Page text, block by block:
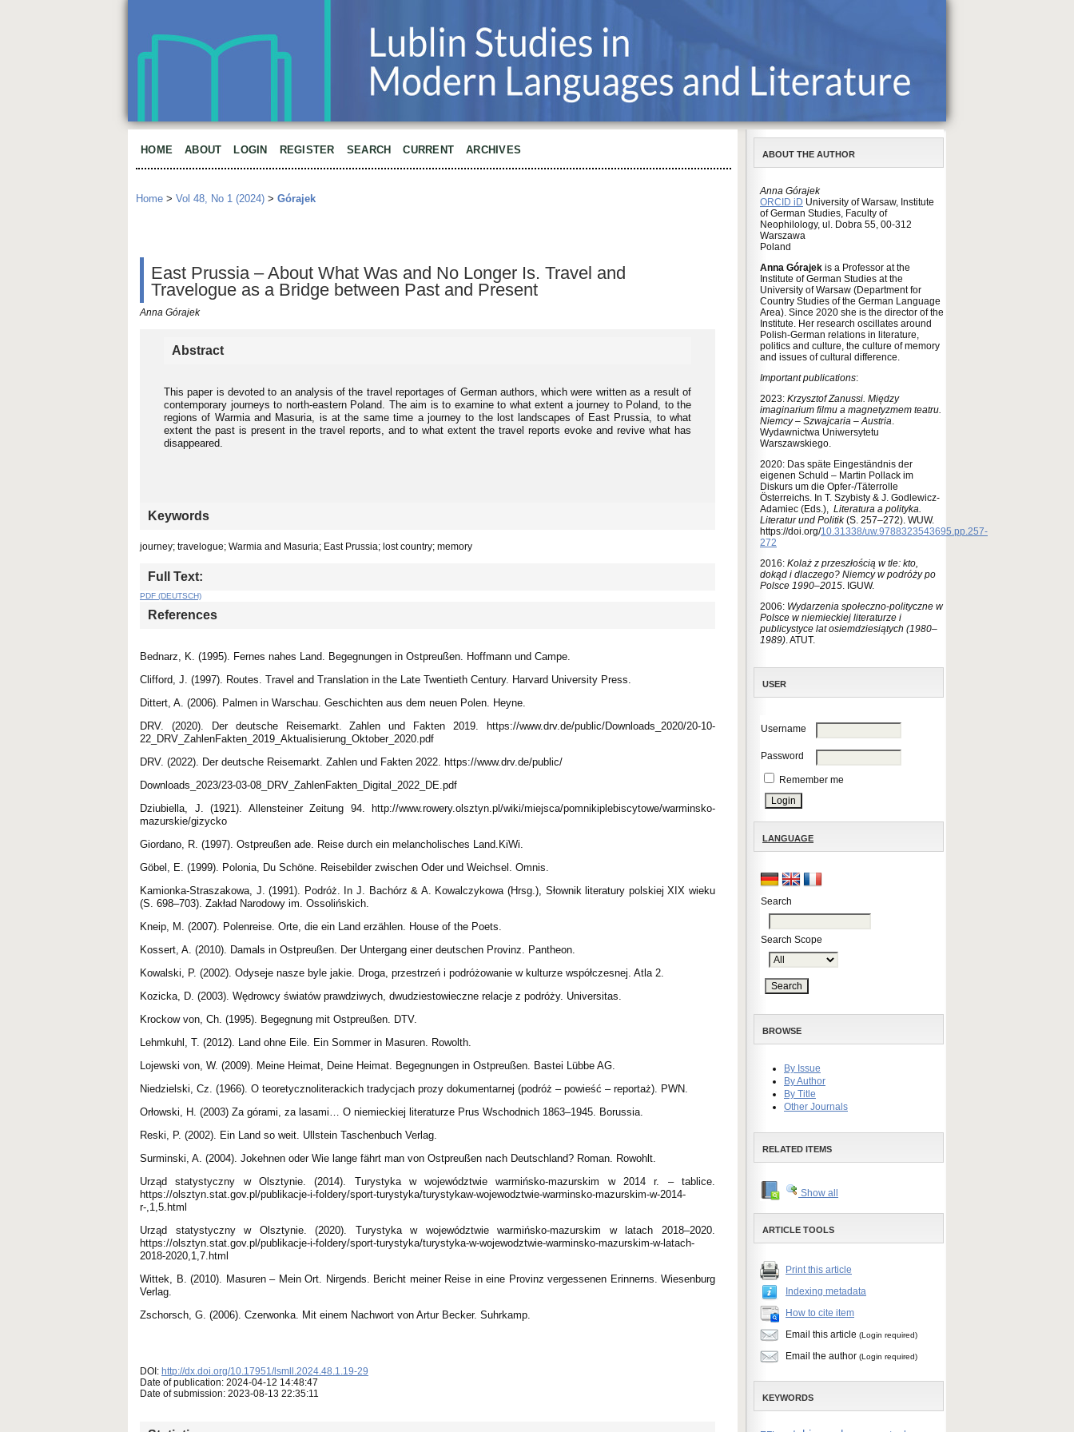
ABOUT THE AUTHOR
Anna Górajek
ORCID iD University of Warsaw, Institute
of German Studies, Faculty of
Neophilology, ul. Dobra 55, 00-312
Warszawa
Poland
Anna Górajek is a Professor at the
Institute of German Studies at the
University of Warsaw (Department for
Country Studies of the German Language
Area). Since 2020 she is the director of the
Institute. Her research oscillates around
Polish-German relations in literature,
politics and culture, the culture of memory
and issues of cultural difference.
Important publications:
2023: Krzysztof Zanussi. Między
imaginarium filmu a magnetyzmem teatru.
Niemcy – Szwajcaria – Austria.
Wydawnictwa Uniwersytetu
Warszawskiego.
2020: Das späte Eingeständnis der
eigenen Schuld – Martin Pollack im
Diskurs um die Opfer-/Täterrolle
Österreichs. In T. Szybisty & J. Godlewicz-
Adamiec (Eds.), Literatura a polityka.
Literatur und Politik(S. 257–272). WUW.
https://doi.org/10.31338/uw.9788323543695.pp.257-
272
2016: Kolaż z przeszłością w tle: kto,
dokąd i dlaczego? Niemcy w podróży po
Polsce 1990–2015. IGUW.
2006: Wydarzenia społeczno-polityczne w
Polsce w niemieckiej literaturze i
publicystyce lat osiemdziesiątych (1980–
1989). ATUT.
USER
Username
Password
Remember me
LANGUAGE
Search
Search Scope
BROWSE
By Issue
By Author
By Title
Other Journals
RELATED ITEMS
Show all
ARTICLE TOOLS
Print this article
Indexing metadata
How to cite item
Email this article (Login required)
Email the author (Login required)
KEYWORDS
HOME ABOUT LOGIN REGISTER SEARCH CURRENT ARCHIVES
Home > Vol 48, No 1 (2024) > Górajek
East Prussia – About What Was and No Longer Is. Travel and
Travelogue as a Bridge between Past and Present
Anna Górajek
Abstract
This paper is devoted to an analysis of the travel reportages of German authors, which were written as a result of
contemporary journeys to north-eastern Poland. The aim is to examine to what extent a journey to Poland, to the
regions of Warmia and Masuria, is at the same time a journey to the lost landscapes of East Prussia, to what
extent the past is present in the travel reports, and to what extent the travel reports evoke and revive what has
disappeared.
Keywords
journey; travelogue; Warmia and Masuria; East Prussia; lost country; memory
Full Text:
PDF (DEUTSCH)
References
Bednarz, K. (1995). Fernes nahes Land. Begegnungen in Ostpreußen. Hoffmann und Campe.
Clifford, J. (1997). Routes. Travel and Translation in the Late Twentieth Century. Harvard University Press.
Dittert, A. (2006). Palmen in Warschau. Geschichten aus dem neuen Polen. Heyne.
DRV. (2020). Der deutsche Reisemarkt. Zahlen und Fakten 2019. https://www.drv.de/public/Downloads_2020/20-10-
22_DRV_ZahlenFakten_2019_Aktualisierung_Oktober_2020.pdf
DRV. (2022). Der deutsche Reisemarkt. Zahlen und Fakten 2022. https://www.drv.de/public/
Downloads_2023/23-03-08_DRV_ZahlenFakten_Digital_2022_DE.pdf
Dziubiella, J. (1921). Allensteiner Zeitung 94. http://www.rowery.olsztyn.pl/wiki/miejsca/pomnikiplebiscytowe/warminsko-
mazurskie/gizycko
Giordano, R. (1997). Ostpreußen ade. Reise durch ein melancholisches Land.KiWi.
Göbel, E. (1999). Polonia, Du Schöne. Reisebilder zwischen Oder und Weichsel. Omnis.
Kamionka-Straszakowa, J. (1991). Podróż. In J. Bachórz & A. Kowalczykowa (Hrsg.), Słownik literatury polskiej XIX wieku
(S. 698‒703). Zakład Narodowy im. Ossolińskich.
Kneip, M. (2007). Polenreise. Orte, die ein Land erzählen. House of the Poets.
Kossert, A. (2010). Damals in Ostpreußen. Der Untergang einer deutschen Provinz. Pantheon.
Kowalski, P. (2002). Odyseje nasze byle jakie. Droga, przestrzeń i podróżowanie w kulturze współczesnej. Atla 2.
Kozicka, D. (2003). Wędrowcy światów prawdziwych, dwudziestowieczne relacje z podróży. Universitas.
Krockow von, Ch. (1995). Begegnung mit Ostpreußen. DTV.
Lehmkuhl, T. (2012). Land ohne Eile. Ein Sommer in Masuren. Rowolth.
Lojewski von, W. (2009). Meine Heimat, Deine Heimat. Begegnungen in Ostpreußen. Bastei Lübbe AG.
Niedzielski, Cz. (1966). O teoretycznoliterackich tradycjach prozy dokumentarnej (podróż – powieść – reportaż). PWN.
Orłowski, H. (2003) Za górami, za lasami… O niemieckiej literaturze Prus Wschodnich 1863–1945. Borussia.
Reski, P. (2002). Ein Land so weit. Ullstein Taschenbuch Verlag.
Surminski, A. (2004). Jokehnen oder Wie lange fährt man von Ostpreußen nach Deutschland? Roman. Rowohlt.
Urząd statystyczny w Olsztynie. (2014). Turystyka w województwie warmińsko-mazurskim w 2014 r. – tablice.
https://olsztyn.stat.gov.pl/publikacje-i-foldery/sport-turystyka/turystykaw-wojewodztwie-warminsko-mazurskim-w-2014-
r-,1,5.html
Urząd statystyczny w Olsztynie. (2020). Turystyka w województwie warmińsko-mazurskim w latach 2018–2020.
https://olsztyn.stat.gov.pl/publikacje-i-foldery/sport-turystyka/turystyka-w-wojewodztwie-warminsko-mazurskim-w-latach-
2018-2020,1,7.html
Wittek, B. (2010). Masuren – Mein Ort. Nirgends. Bericht meiner Reise in eine Provinz vergessenen Erinnerns. Wiesenburg
Verlag.
Zschorsch, G. (2006). Czerwonka. Mit einem Nachwort von Artur Becker. Suhrkamp.
DOI: http://dx.doi.org/10.17951/lsmll.2024.48.1.19-29
Date of publication: 2024-04-12 14:48:47
Date of submission: 2023-08-13 22:35:11